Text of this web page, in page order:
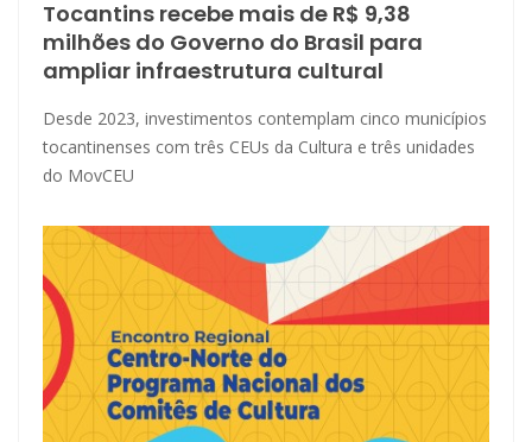
Tocantins recebe mais de R$ 9,38
milhões do Governo do Brasil para
ampliar infraestrutura cultural
Desde 2023, investimentos contemplam cinco municípios
tocantinenses com três CEUs da Cultura e três unidades
do MovCEU